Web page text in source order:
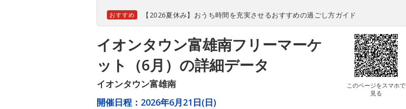
おすすめ 【2026夏休み】おうち時間を充実させるおすすめの過ごし方ガイド
イオンタウン富雄南フリーマーケ
ット（6月）の詳細データ
イオンタウン富雄南
このページをスマホで
見る
開催日程： 2026年6月21日(日)